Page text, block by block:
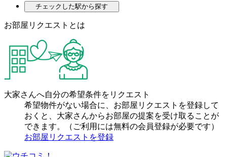
チェックした駅から探す
お部屋リクエストとは
大家さんへ自分の希望条件をリクエスト
希望物件がない場合に、お部屋リクエストを登録して
おくと、大家さんからお部屋の提案を受け取ることが
できます。（ご利用には無料の会員登録が必要です）
お部屋リクエストを登録